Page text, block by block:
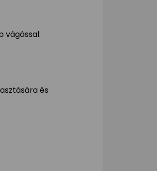
vágással.
és